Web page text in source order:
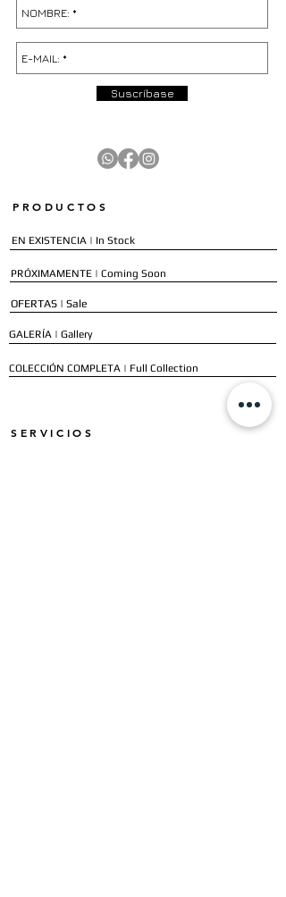
Suscríbase
PRODUCTOS
EN EXISTENCIA | In Stock
PRÓXIMAMENTE | Coming Soon
OFERTAS | Sale
GALERÍA | Gallery
COLECCIÓN COMPLETA | Full Collection
SERVICIOS